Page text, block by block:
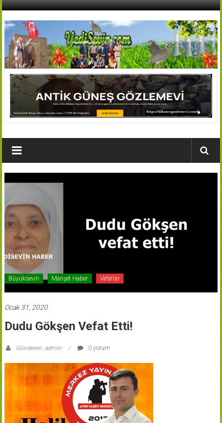
İçeriğe
AFŞİN
YEDİSEVİN
HABER
Köyleri
Haber
Büyüksevin Manşet Haber Vefatlar
Ocak 31, 2020
Dudu Gökşen Vefat Etti!
Gönderen: admin 0 yorum